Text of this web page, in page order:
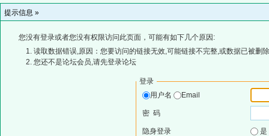
提示信息 »
您没有登录或者您没有权限访问此页面，可能有如下几个原因:
读取数据错误,原因：您要访问的链接无效,可能链接不完整,或数据已被删
您还不是论坛会员,请先登录论坛
登录
用户名
Email
密 码
隐身登录